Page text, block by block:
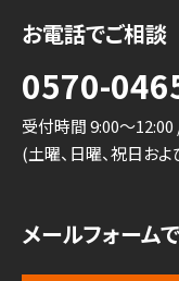
お電話でご相談
0570-
受付時間 9:00～12:00
(土曜、日曜、祝日お
メールフォーム